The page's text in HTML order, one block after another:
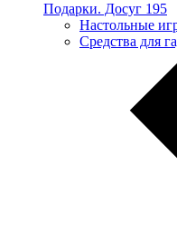
Подарки. Досуг 195
Настольные
Средства для